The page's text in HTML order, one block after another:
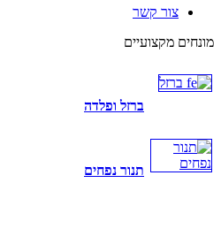
צור קשר
מונחים מקצועיים
ברזל ופלדה
תנור נפחים